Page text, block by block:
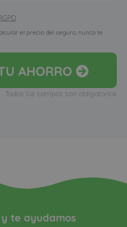
el precio del seguro, nunca te
AHORRO
Todos los campos son obligatorios
te ayudamos